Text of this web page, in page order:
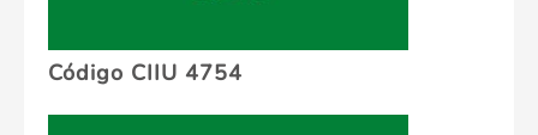
Código CIIU 4754